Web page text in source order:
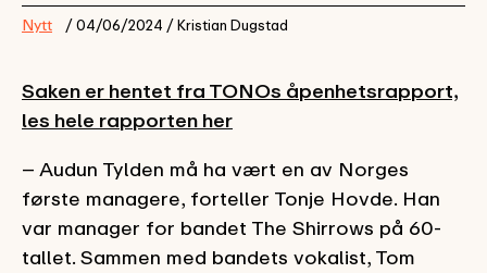
Nytt / 04/06/2024 / Kristian Dugstad
Saken er hentet fra TONOs åpenhetsrapport,
les hele rapporten her
– Audun Tylden må ha vært en av Norges
første managere, forteller Tonje Hovde. Han
var manager for bandet The Shirrows på 60-
tallet. Sammen med bandets vokalist, Tom